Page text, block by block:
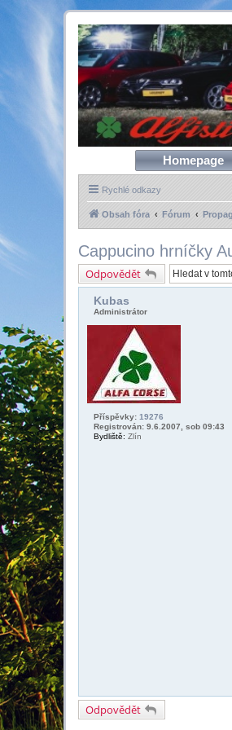
Homepage
Rychlé odkazy
Obsah fóra Fórum
Cappucino hrníčky
Odpovědět
Kubas
Administrátor
Příspěvky: 19276
Registrován: 9.6.2007, sob 09:43
Bydliště: Zlín
Odpovědět